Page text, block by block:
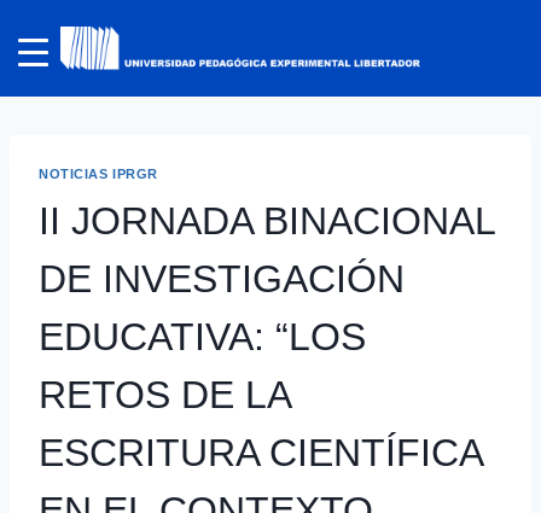
NOTICIAS IPRGR
II JORNADA BINACIONAL
DE INVESTIGACIÓN
EDUCATIVA: “LOS
RETOS DE LA
ESCRITURA CIENTÍFICA